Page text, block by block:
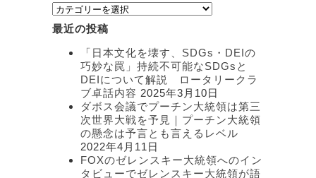
カ
テ
ゴ
最近の投稿
「日本文化を壊す、SDGs・DEIの
巧妙な罠」持続不可能なSDGsと
DEIについて解説 ロータリークラ
ブ卓話内容 2025年3月10日
ダボス会議でプーチン大統領は第三
次世界大戦を予見｜プーチン大統領
の懸念は予言とも言えるレベル
2022年4月11日
FOXのゼレンスキー大統領へのイン
タビューでゼレンスキー大統領が語